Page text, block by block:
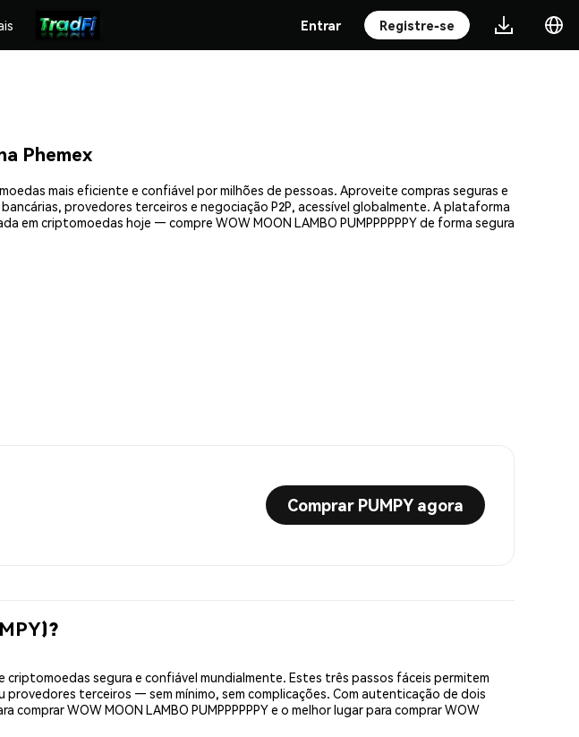
Entrar Registre-se
Phemex
mais eficiente e confiável por milhões de pessoas. Aproveite compras seguras e
provedores terceiros e negociação P2P, acessível globalmente. A plataforma
em criptomoedas hoje — compre WOW MOON LAMBO PUMPPPPPPY de forma segura
Comprar PUMPY agora
criptomoedas segura e confiável mundialmente. Estes três passos fáceis permitem
terceiros — sem mínimo, sem complicações. Com autenticação de dois
WOW MOON LAMBO PUMPPPPPPY e o melhor lugar para comprar WOW